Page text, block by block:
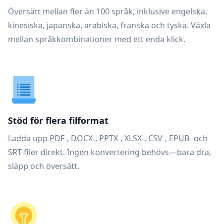
Översätt mellan fler än 100 språk, inklusive engelska,
kinesiska, japanska, arabiska, franska och tyska. Växla
mellan språkkombinationer med ett enda klick.
Stöd för flera filformat
Ladda upp PDF-, DOCX-, PPTX-, XLSX-, CSV-, EPUB- och
SRT-filer direkt. Ingen konvertering behövs—bara dra,
släpp och översätt.